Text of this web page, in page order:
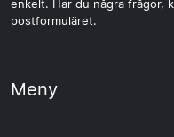
enkelt. Har du några frågor,
postformuläret.
Meny